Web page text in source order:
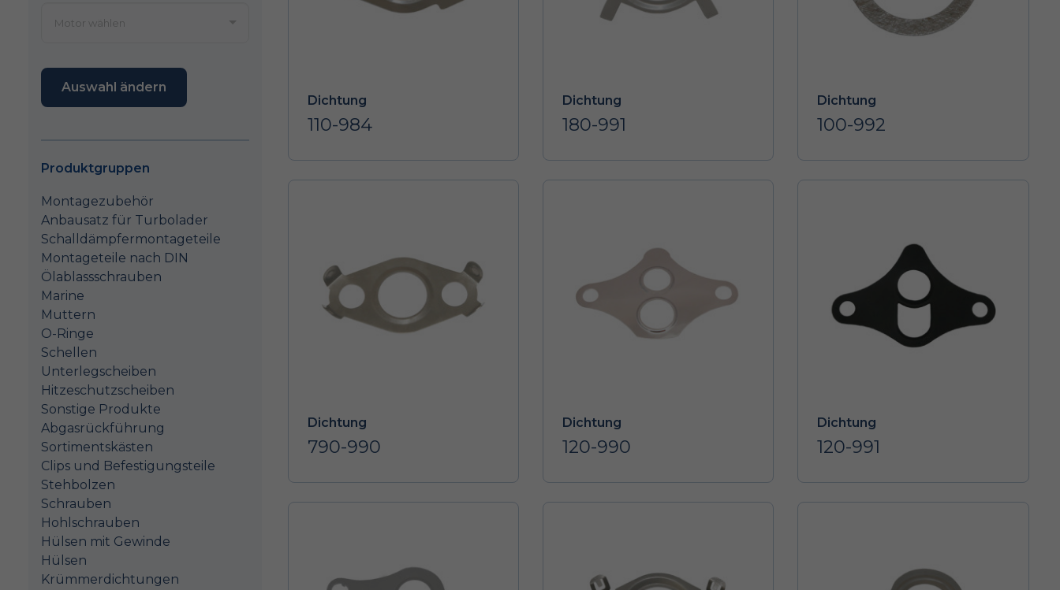
Auswahl ändern
Produktgruppen
Montagezubehör
Anbausatz für Turbolader
Schalldämpfermontageteile
Montageteile nach DIN
Ölablassschrauben
Marine
Muttern
O-Ringe
Schellen
Unterlegscheiben
Hitzeschutzscheiben
Sonstige Produkte
Abgasrückführung
Sortimentskästen
Clips und Befestigungsteile
Stehbolzen
Schrauben
Hohlschrauben
Hülsen mit Gewinde
Hülsen
Krümmerdichtungen
Dichtung
110-984
Dichtung
180-991
Dichtung
100-992
Dichtung
790-990
Dichtung
120-990
Dichtung
120-991